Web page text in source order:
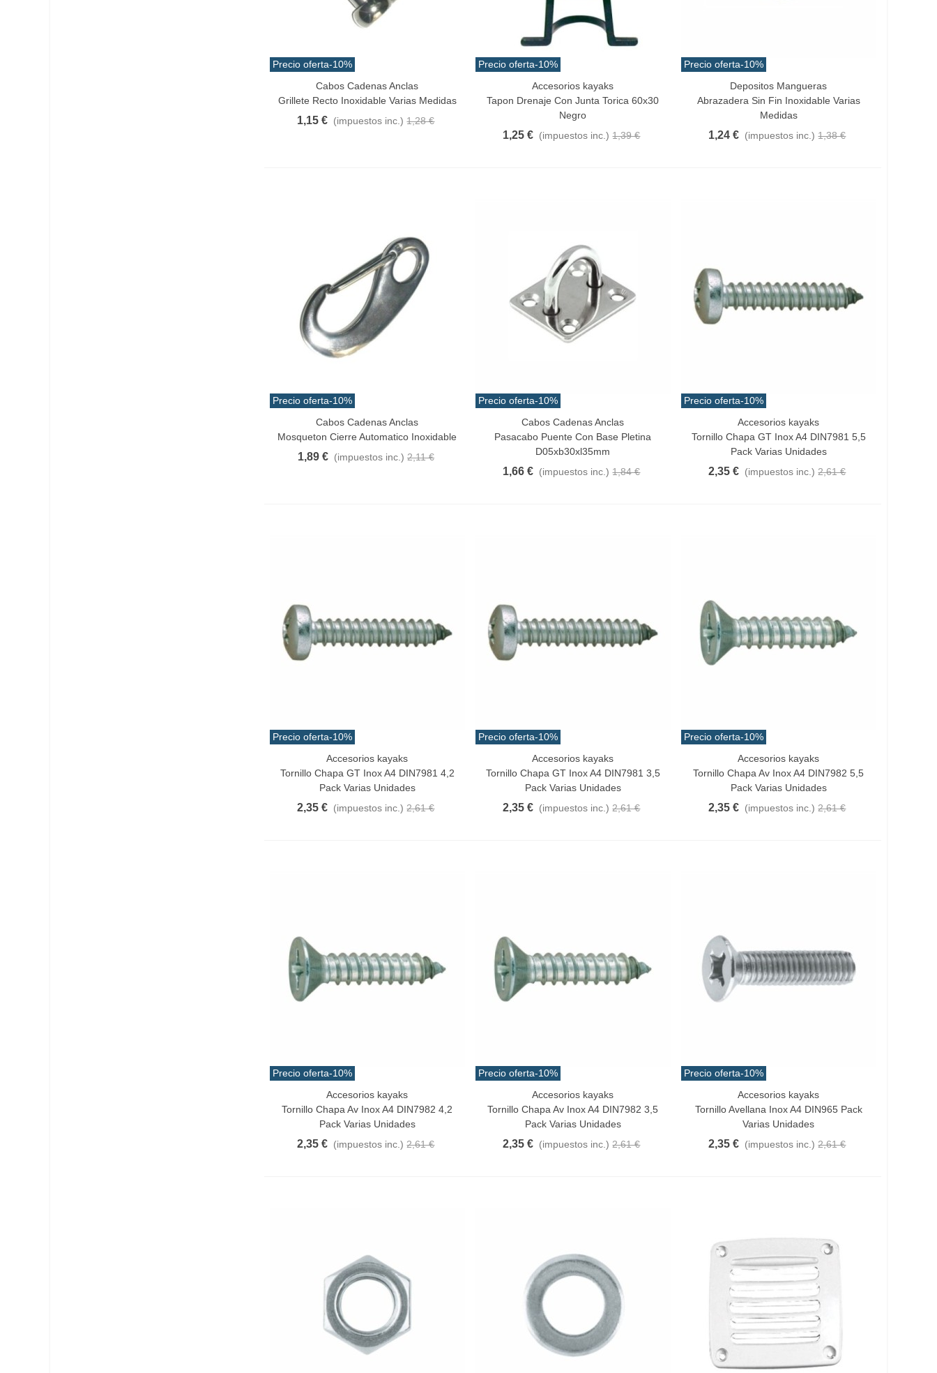
Precio oferta-10%
Vista Rápida
Cabos Cadenas Anclas
Grillete Recto Inoxidable Varias Medidas
1,15 € (impuestos inc.) 1,28 €
Precio oferta-10%
Añadir Al CarritoAccesorios kayaks
Tapon Drenaje Con Junta Torica 60x30
Negro
1,25 € (impuestos inc.) 1,39 €
Precio oferta-10%
Vista Rápida
Depositos Mangueras
Abrazadera Sin Fin Inoxidable Varias
Medidas
1,24 € (impuestos inc.) 1,38 €
Precio oferta-10%
Vista Rápida
Cabos Cadenas Anclas
Mosqueton Cierre Automatico Inoxidable
1,89 € (impuestos inc.) 2,11 €
Precio oferta-10%
Vista Rápida
Cabos Cadenas Anclas
Pasacabo Puente Con Base Pletina
D05xb30xl35mm
1,66 € (impuestos inc.) 1,84 €
Precio oferta-10%
Vista RápidaAccesorios kayaks
Tornillo Chapa GT Inox A4 DIN7981 5,5
Pack Varias Unidades
2,35 € (impuestos inc.) 2,61 €
Precio oferta-10%
Vista RápidaAccesorios kayaks
Tornillo Chapa GT Inox A4 DIN7981 4,2
Pack Varias Unidades
2,35 € (impuestos inc.) 2,61 €
Precio oferta-10%
Vista RápidaAccesorios kayaks
Tornillo Chapa GT Inox A4 DIN7981 3,5
Pack Varias Unidades
2,35 € (impuestos inc.) 2,61 €
Precio oferta-10%
Vista RápidaAccesorios kayaks
Tornillo Chapa Av Inox A4 DIN7982 5,5
Pack Varias Unidades
2,35 € (impuestos inc.) 2,61 €
Precio oferta-10%
Vista RápidaAccesorios kayaks
Tornillo Chapa Av Inox A4 DIN7982 4,2
Pack Varias Unidades
2,35 € (impuestos inc.) 2,61 €
Precio oferta-10%
Vista RápidaAccesorios kayaks
Tornillo Chapa Av Inox A4 DIN7982 3,5
Pack Varias Unidades
2,35 € (impuestos inc.) 2,61 €
Precio oferta-10%
Vista RápidaAccesorios kayaks
Tornillo Avellana Inox A4 DIN965 Pack
Varias Unidades
2,35 € (impuestos inc.) 2,61 €